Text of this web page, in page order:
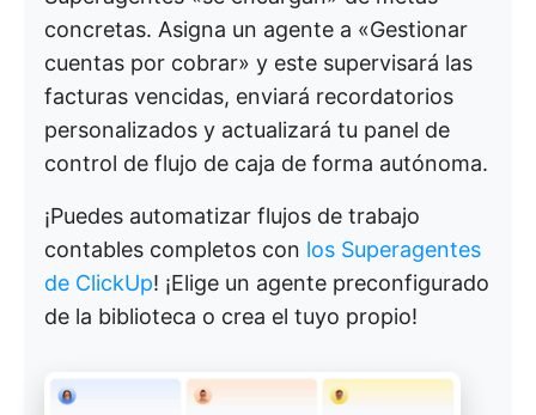
concretas. Asigna un agente a «Gestionar
cuentas por cobrar» y este supervisará las
facturas vencidas, enviará recordatorios
personalizados y actualizará tu panel de
control de flujo de caja de forma autónoma.
¡Puedes automatizar flujos de trabajo
contables completos con los Superagentes
de ClickUp! ¡Elige un agente preconfigurado
de la biblioteca o crea el tuyo propio!